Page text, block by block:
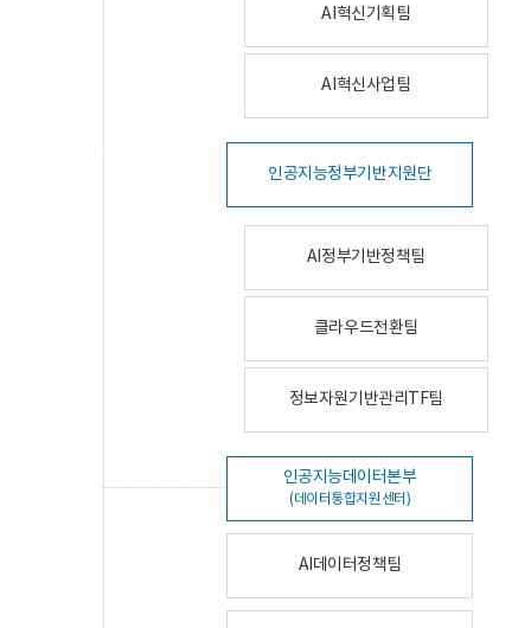
AI혁신기획팀
AI혁신사업팀
인공지능정부기반지원단
AI정부기반정책팀
클라우드전환팀
정보자원기반관리TF팀
인공지능데이터본부
(데이터통합지원센터)
AI데이터정책팀